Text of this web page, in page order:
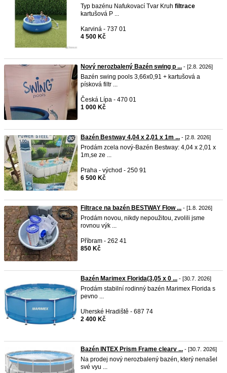
Typ bazénu Nafukovací Tvar Kruh filtrace
kartušová P ...
Karviná - 737 01
4 500 Kč
Nový nerozbalený Bazén swing p ... - [2.8. 2026]
Bazén swing pools 3,66x0,91 + kartušová a
písková filtr ...
Česká Lípa - 470 01
1 000 Kč
Bazén Bestway 4,04 x 2,01 x 1m ... - [2.8. 2026]
Prodám zcela nový-Bazén Bestway: 4,04 x 2,01 x
1m,se ze ...
Praha - východ - 250 91
6 500 Kč
Filtrace na bazén BESTWAY Flow ... - [1.8. 2026]
Prodám novou, nikdy nepoužitou, zvolili jsme
rovnou výk ...
Příbram - 262 41
850 Kč
Bazén Marimex Florida(3,05 x 0 ... - [30.7. 2026]
Prodám stabilní rodinný bazén Marimex Florida s
pevno ...
Uherské Hradiště - 687 74
2 400 Kč
Bazén INTEX Prism Frame clearv ... - [30.7. 2026]
Na prodej nový nerozbalený bazén, který nenašel
své vyu ...